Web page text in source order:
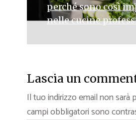
perché sono così
nelle cucine
Lascia un
Il tuo indirizzo email non sarà
campi obbligatori sono